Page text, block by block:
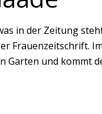
in der Zeitung
Frauenzeitschrift.
Garten und kommt